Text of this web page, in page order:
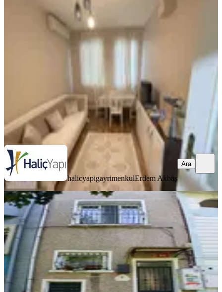
Beyoğlunda Şişhane Metroya Adım
Mesafede Müstakil Kiralık Bina
halicyapigayrimenkulErdem Akbaş
Ara
halicyapigayrimenkulErdem Akbaş
Ara
MANZARALI
Kadıköy Ayrılık Çeşmesinde 3 Katlı
Kiralık Müstakil Bina
4+1·150 m²·10.07.2026
220.000 ₺